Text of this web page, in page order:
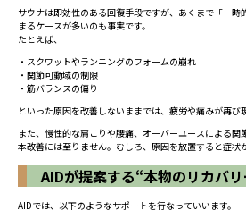
サウナは即効性のある回復手段ですが、あくまで「一時
まるケースが多いのも事実です。
たとえば、
・スクワットやランニングのフォームの崩れ
・関節可動域の制限
・筋バランスの偏り
といった原因を改善しないままでは、疲労や痛みが再び
また、慢性的な肩こりや腰痛、オーバーユースによる
本改善には至りません。むしろ、原因を放置すると症状
AIDが提案する“本物のリカバ
AIDでは、以下のようなサポートを行なっていいます。